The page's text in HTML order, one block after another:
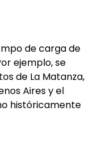
de carga de
ejemplo, se
de La Matanza,
Aires y el
históricamente